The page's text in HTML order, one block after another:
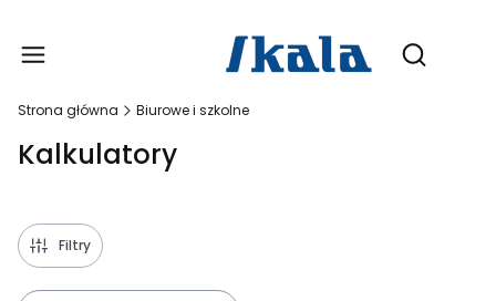
Otwórz
Strona główna Biurowe i szkolne
Kalkulatory
Filtry